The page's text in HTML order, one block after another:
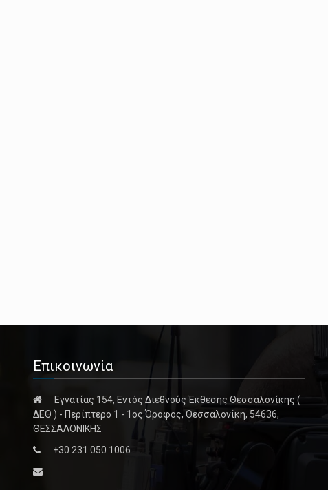
Επικοινωνία
Εγνατίας 154, Εντός Διεθνούς Έκθεσης Θεσσαλονίκης (
ΔΕΘ ) - Περίπτερο 1 - 1ος Όροφος, Θεσσαλονίκη, 54636,
ΘΕΣΣΑΛΟΝΙΚΗΣ
+30 231 050 1006